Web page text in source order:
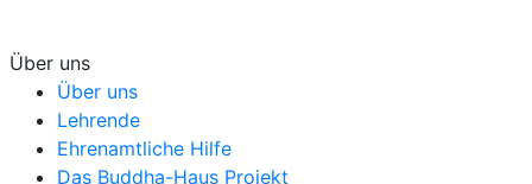
Über uns
Über uns
Lehrende
Ehrenamtliche Hilfe
Das Buddha-Haus Projekt